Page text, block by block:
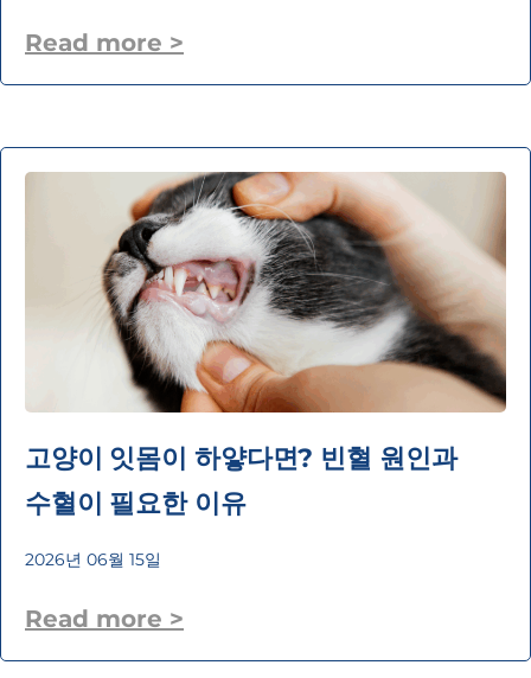
Read more >
고양이 잇몸이 하얗다면? 빈혈 원인과
수혈이 필요한 이유
2026년 06월 15일
Read more >